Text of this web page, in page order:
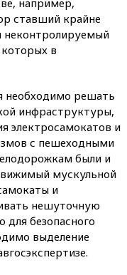
ставший крайне
неконтролируемый
в
необходимо решать
инфраструктуры,
электросамокатов и
с пешеходными
были и
мускульной
и
нешуточную
безопасного
выделение